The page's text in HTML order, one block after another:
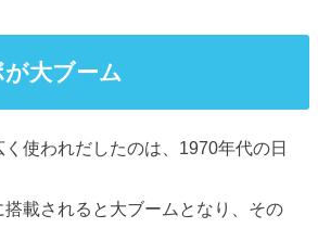
大ブーム
使われだしたのは、1970年代の日
搭載されると大ブームとなり、その